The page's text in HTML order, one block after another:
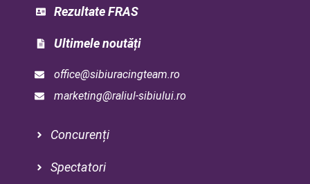
Rezultate FRAS
Ultimele noutăți
office@sibiuracingteam.ro
marketing@raliul-sibiului.ro
Concurenți
Spectatori